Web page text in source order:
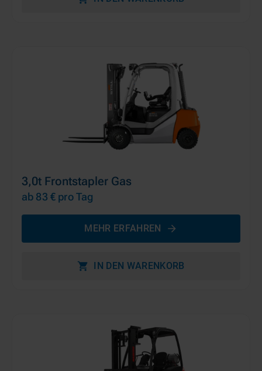
3,0t Frontstapler Gas
ab 83 € pro Tag
MEHR ERFAHREN
IN DEN WARENKORB